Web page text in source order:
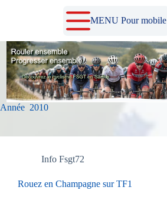
MENU Pour mobile
Année 2010
Info Fsgt72
Rouez en Champagne sur TF1